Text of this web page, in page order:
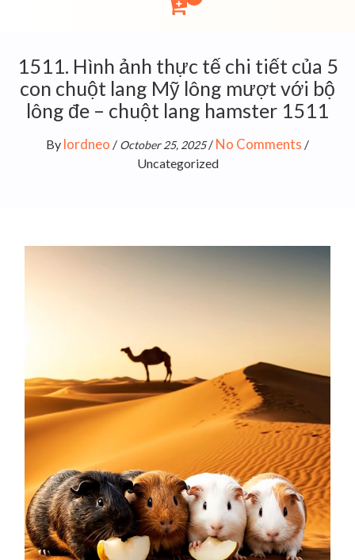
1511. Hình ảnh thực tế chi tiết của 5
con chuột lang Mỹ lông mượt với bộ
lông đe – chuột lang hamster 1511
By lordneo / October 25, 2025/ No Comments /
Uncategorized